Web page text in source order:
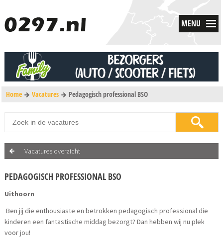
MENU
Home Vacatures Pedagogisch professional BSO
Vacatures overzicht
PEDAGOGISCH PROFESSIONAL BSO
Uithoorn
Ben jij die enthousiaste en betrokken pedagogisch professional die
kinderen een fantastische middag bezorgt? Dan hebben wij nu plek
voor jou!